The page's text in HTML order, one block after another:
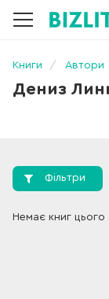
Книги Автори
Дениз
Фільтри
Немає книг цього